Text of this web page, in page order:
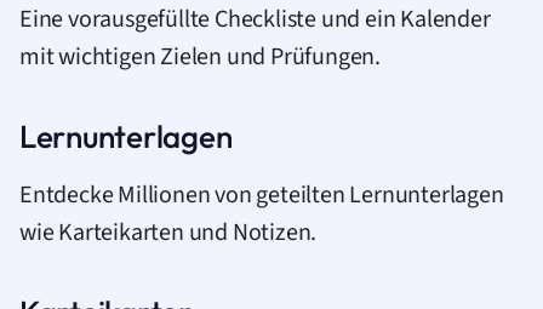
Eine vorausgefüllte Checkliste und ein Kalender
mit wichtigen Zielen und Prüfungen.
Lernunterlagen
Entdecke Millionen von geteilten Lernunterlagen
wie Karteikarten und Notizen.